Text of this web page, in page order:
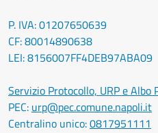
P. IVA: 01207650639
CF: 80014890638
LEI: 8156007FF4DEB97ABA09
Servizio Protocollo, URP e Albo
PEC: urp@pec.comune.napoli.it
Centralino unico:0817951111